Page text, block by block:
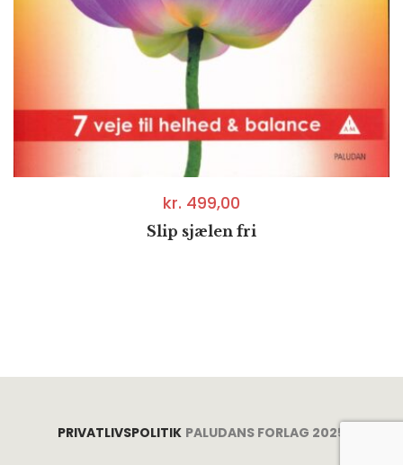
kr. 499,00
Slip sjælen fri
PRIVATLIVSPOLITIK PALUDANS FORLAG 2025